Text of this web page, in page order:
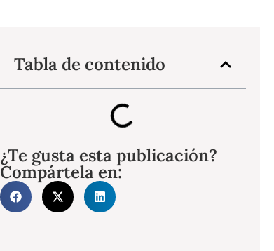
Tabla de contenido
¿Te gusta esta publicación?
Compártela en: